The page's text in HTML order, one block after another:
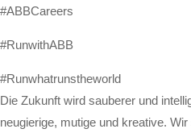
#ABBCareers
#RunwithABB
#Runwhatrunstheworld
Die Zukunft wird sauberer und
neugierige, mutige und kreative.